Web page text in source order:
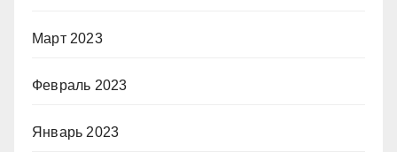
Март 2023
Февраль 2023
Январь 2023